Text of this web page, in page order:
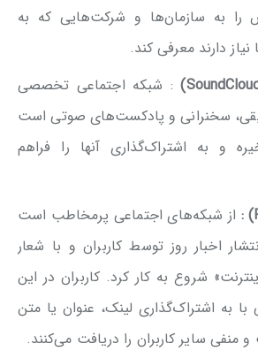
را به سازمان‌ها و شرکت‌هایی که به
دارند معرفی کند.
: شبکه اجتماعی تخصصی
سخنرانی و پادکست‌های صوتی است
و به اشتراک‌گذاری آنها را فراهم
: از شبکه‌های اجتماعی پرمخاطب است
اخبار روز توسط کاربران و با شعار
شروع به کار کرد. کاربران در این
با به اشتراک‌گذاری لینک، عنوان یا متن
و منفی سایر کاربران را دریافت می‌کنند.